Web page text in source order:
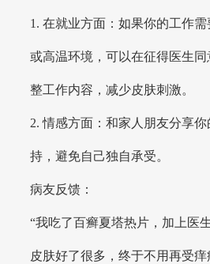
1. 在就业方面：如果你的工作
或高温环境，可以在征得医生
整工作内容，减少皮肤刺激。
2. 情感方面：和家人朋友分享
持，避免自己独自承受。
病友反馈：
“我吃了百癣夏塔热片，加上医
皮肤好了很多，终于不用再受